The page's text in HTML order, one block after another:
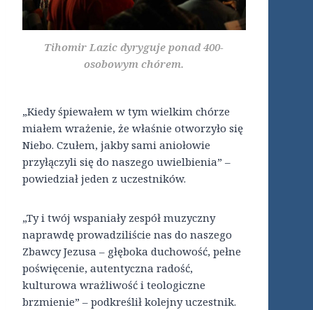
Tihomir Lazic dyryguje ponad 400-
osobowym chórem.
„Kiedy śpiewałem w tym wielkim chórze
miałem wrażenie, że właśnie otworzyło się
Niebo. Czułem, jakby sami aniołowie
przyłączyli się do naszego uwielbienia” –
powiedział jeden z uczestników.
„Ty i twój wspaniały zespół muzyczny
naprawdę prowadziliście nas do naszego
Zbawcy Jezusa – głęboka duchowość, pełne
poświęcenie, autentyczna radość,
kulturowa wrażliwość i teologiczne
brzmienie” – podkreślił kolejny uczestnik.